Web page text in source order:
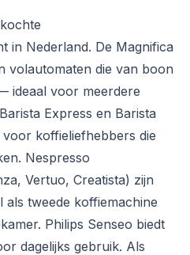
in Nederland. De Magnifica
volautomaten die van boon
ideaal voor meerdere
Express en Barista
koffieliefhebbers die
Nespresso
Vertuo, Creatista) zijn
tweede koffiemachine
Philips Senseo biedt
dagelijks gebruik. Als